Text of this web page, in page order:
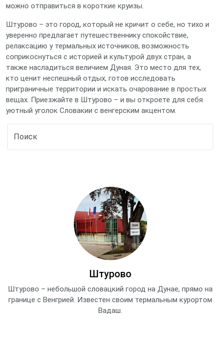
можно отправиться в короткие круизы.
Штурово – это город, который не кричит о себе, но тихо и
уверенно предлагает путешественнику спокойствие,
релаксацию у термальных источников, возможность
соприкоснуться с историей и культурой двух стран, а
также насладиться величием Дуная. Это место для тех,
кто ценит неспешный отдых, готов исследовать
приграничные территории и искать очарование в простых
вещах. Приезжайте в Штурово – и вы откроете для себя
уютный уголок Словакии с венгерским акцентом.
Штурово
Штурово – небольшой словацкий город на Дунае, прямо на
границе с Венгрией. Известен своим термальным курортом
Вадаш.